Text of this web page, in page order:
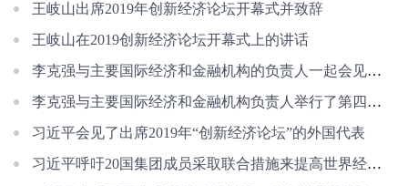
王岐山出席2019年创新经济论坛开幕式并致辞
王岐山在2019创新经济论坛开幕式上的讲话
李克强与主要国际经济和金融机构的负责人一起会见了记者
李克强与主要国际经济和金融机构负责人举行了第四次“1+6”圆桌对话
习近平会见了出席2019年“创新经济论坛”的外国代表
习近平呼吁20国集团成员采取联合措施来提高世界经济复苏的士气